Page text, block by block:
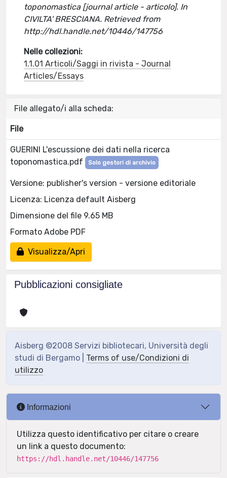
toponomastica [journal article - articolo]. In
CIVILTA' BRESCIANA. Retrieved from
http://hdl.handle.net/10446/147756
Nelle collezioni:
1.1.01 Articoli/Saggi in rivista - Journal
Articles/Essays
File allegato/i alla scheda:
File
GUERINI L'escussione dei dati nella ricerca
toponomastica.pdf
Solo gestori di archivio
Versione: publisher's version - versione editoriale
Licenza: Licenza default Aisberg
Dimensione del file 9.65 MB
Formato Adobe PDF
Visualizza/Apri
Pubblicazioni consigliate
Aisberg ©2008 Servizi bibliotecari, Università degli
studi di Bergamo | Terms of use/Condizioni di
utilizzo
Informazioni
Utilizza questo identificativo per citare o creare
un link a questo documento:
https://hdl.handle.net/10446/147756